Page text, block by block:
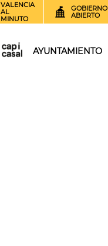
VALENCIA
AL
MINUTO
GOBIERNO
ABIERTO
AYUNTAMIENTO